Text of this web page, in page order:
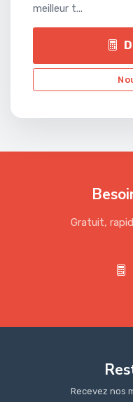
meilleur t...
Gratuit,
Recevez nos